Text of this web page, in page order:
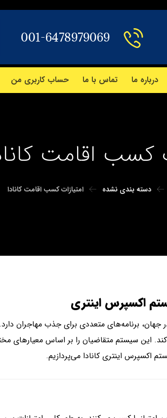
001-6478979069
درباره ما تماس با ما حساب کاربری من
کسب اقامت
دسته بندی نشده امتیازات کسب اقامت کانادا
اکسپرس اینتری
جهان، برنامه‌های متعددی برای جذب مهاجران
این سیستم متقاضیان را بر اساس معیارهای
اکسپرس اینتری کانادا می‌پردازیم.